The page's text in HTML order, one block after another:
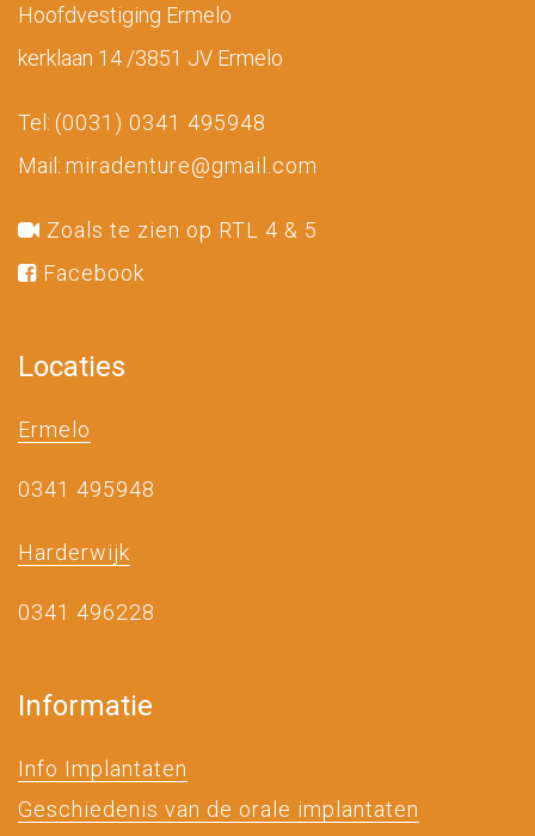
Hoofdvestiging Ermelo
kerklaan 14 /3851 JV Ermelo
Tel: (0031) 0341 495948
Mail: miradenture@gmail.com
Zoals te zien op RTL 4 & 5
Facebook
Locaties
Ermelo
0341 495948
Harderwijk
0341 496228
Informatie
Info Implantaten
Geschiedenis van de orale implantaten